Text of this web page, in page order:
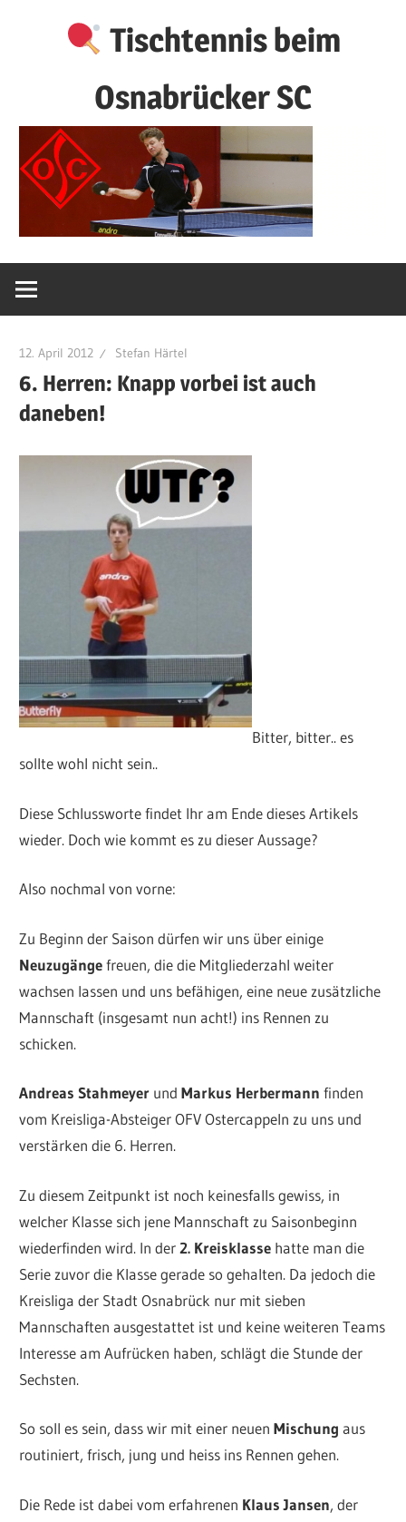
Tischtennis beim
Osnabrücker SC
12. April 2012 Stefan Härtel
6. Herren: Knapp vorbei ist auch
daneben!
Bitter, bitter.. es
sollte wohl nicht sein..
Diese Schlussworte findet Ihr am Ende dieses Artikels
wieder. Doch wie kommt es zu dieser Aussage?
Also nochmal von vorne:
Zu Beginn der Saison dürfen wir uns über einige
Neuzugängefreuen, die die Mitgliederzahl weiter
wachsen lassen und uns befähigen, eine neue zusätzliche
Mannschaft (insgesamt nun acht!) ins Rennen zu
schicken.
Andreas Stahmeyer undMarkus Herbermann finden
vom Kreisliga-Absteiger OFV Ostercappeln zu uns und
verstärken die 6. Herren.
Zu diesem Zeitpunkt ist noch keinesfalls gewiss, in
welcher Klasse sich jene Mannschaft zu Saisonbeginn
wiederfinden wird. In der2. Kreisklasse hatte man die
Serie zuvor die Klasse gerade so gehalten. Da jedoch die
Kreisliga der Stadt Osnabrück nur mit sieben
Mannschaften ausgestattet ist und keine weiteren Teams
Interesse am Aufrücken haben, schlägt die Stunde der
Sechsten.
So soll es sein, dass wir mit einer neuenMischung aus
routiniert, frisch, jung und heiss ins Rennen gehen.
Die Rede ist dabei vom erfahrenen Klaus Jansen, der